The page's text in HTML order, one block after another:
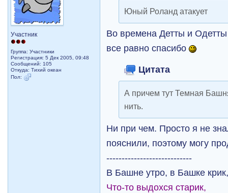
Участник
Группа: Участники
Регистрация: 5 Дек 2005, 09:48
Сообщений: 105
Откуда: Тихий океан
Пол:
Юный Роланд атакует
Во времена Детты и
все равно спасибо
Цитата
А причем тут Темная
нить.
Ни при чем. Просто я не
пояснили, поэтому могу
----------------------------
В Башне утро, в Башке
Что-то выдохся старик,